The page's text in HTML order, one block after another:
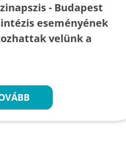
- Budapest
eseményének
velünk a